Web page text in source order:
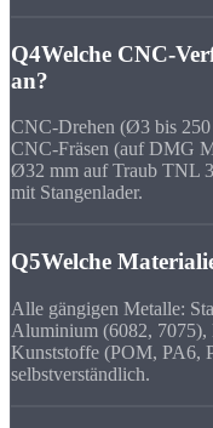
Q4Welche CNC-
an?
CNC-Drehen (Ø3 bis
CNC-Fräsen (auf DMG
Ø32 mm auf Traub TNL
mit Stangenlader.
Q5Welche
Alle gängigen Metalle:
Aluminium (6082, 7075),
Kunststoffe (POM, PA6,
selbstverständlich.